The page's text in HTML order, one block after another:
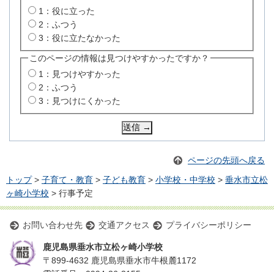
1：役に立った
2：ふつう
3：役に立たなかった
このページの情報は見つけやすかったですか？
1：見つけやすかった
2：ふつう
3：見つけにくかった
ページの先頭へ戻る
トップ> 子育て・教育 > 子ども教育 > 小学校・中学校 > 垂水市立松
ヶ崎小学校 > 行事予定
お問い合わせ先 交通アクセス プライバシーポリシー
鹿児島県垂水市立松ヶ崎小学校
〒899-4632 鹿児島県垂水市牛根麓1172